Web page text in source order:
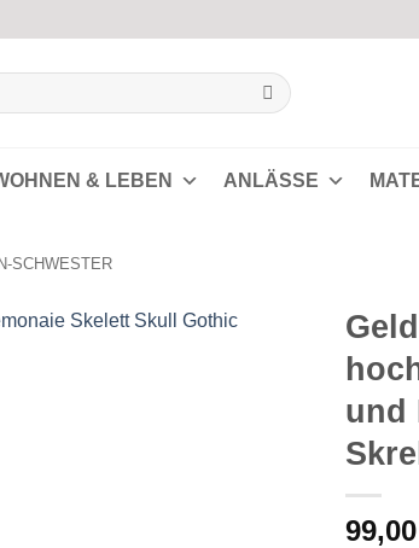
& LEBEN ANLÄSSE
SCHWESTER
und
99,00